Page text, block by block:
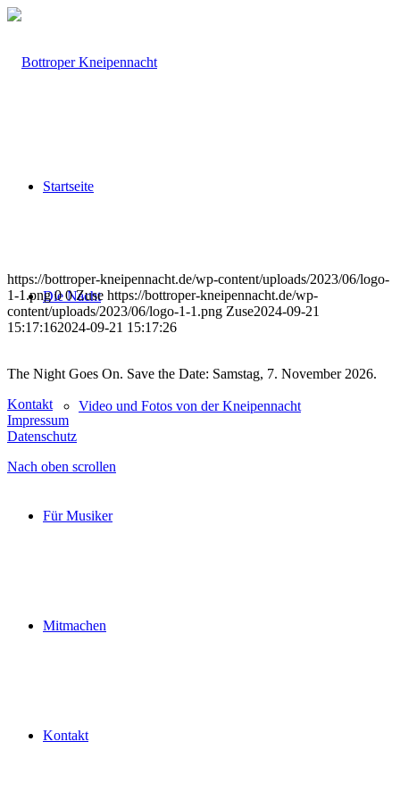
Startseite
Die Nacht
Video und Fotos von der Kneipennacht
Für Musiker
Mitmachen
Kontakt
https://bottroper-kneipennacht.de/wp-content/uploads/2023/06/logo-
1-1.png 0 0 Zuse https://bottroper-kneipennacht.de/wp-
content/uploads/2023/06/logo-1-1.png Zuse2024-09-21
15:17:162024-09-21 15:17:26
The Night Goes On. Save the Date: Samstag, 7. November 2026.
Kontakt
Impressum
Datenschutz
Nach oben scrollen